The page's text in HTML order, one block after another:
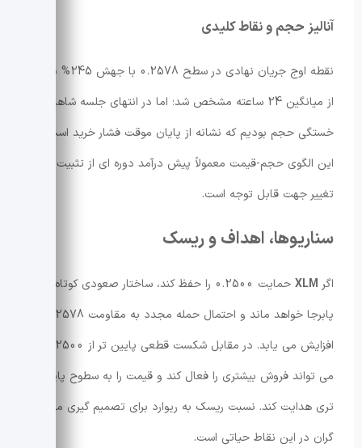
آنالیز حجم و نقاط کلیدی
نقطه اوج جریان نهادی در سطح 0.2578 با جهش 245% بالاتر
از میانگین 24 ساعته مشخص شد؛ اما در انتهای جلسه شاهد
خستگی حجم بودیم که نشانه از پایان موقت فشار خرید است.
این الگوی حجم-قیمت معمولاً پیش درآمد دوره ای از تثبیت یا
تغییر جهت قابل توجه است.
سناریوها، اهداف و ریسک
اگر XLM
حمایت 0.2500 را حفظ کند، ساختار صعودی کوتاه مدت
پابرجا خواهد ماند و احتمال حمله مجدد به مقاومت 0.2578
افزایش می یابد. در مقابل شکست قطعی پایین تر از 0.2500
می تواند فروش بیشتری را فعال کند و قیمت را به سطوح پایین
تری هدایت کند. نسبت ریسک به ریوارد برای تصمیم گیری معامله
گران در این نقاط حیاتی است.